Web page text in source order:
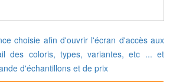
choisie afin d'ouvrir l'écran d'accès aux
des coloris, types, variantes, etc ... et
d'échantillons et de prix